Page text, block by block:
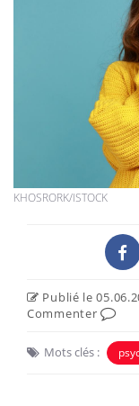
KHOSRORK/ISTOCK
Publié le
Commenter
Mots clés :